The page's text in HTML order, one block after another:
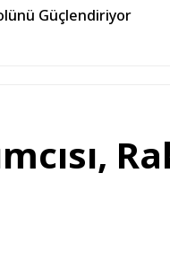
Güçlendiriyor